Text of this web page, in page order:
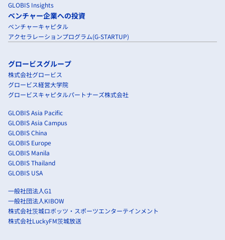
GLOBIS Insights
ベンチャー企業への投資
ベンチャーキャピタル
アクセラレーションプログラム(G-STARTUP)
グロービスグループ
株式会社グロービス
グロービス経営大学院
グロービスキャピタルパートナーズ株式会社
GLOBIS Asia Pacific
GLOBIS Asia Campus
GLOBIS China
GLOBIS Europe
GLOBIS Manila
GLOBIS Thailand
GLOBIS USA
一般社団法人G1
一般社団法人KIBOW
株式会社茨城ロボッツ・スポーツエンターテインメント
株式会社LuckyFM茨城放送